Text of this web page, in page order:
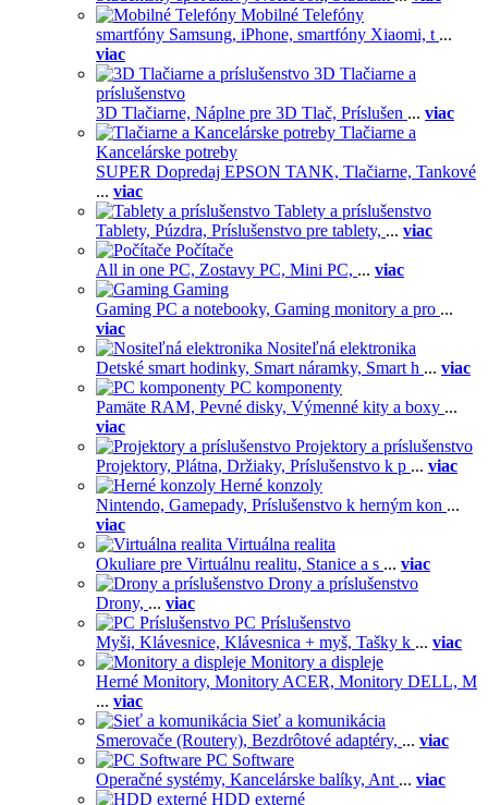
Mobilné Telefóny
smartfóny Samsung, iPhone, smartfóny Xiaomi, t ...
viac
3D Tlačiarne a
príslušenstvo
3D Tlačiarne, Náplne pre 3D Tlač, Príslušen ... viac
Tlačiarne a
Kancelárske potreby
SUPER Dopredaj EPSON TANK, Tlačiarne, Tankové
... viac
Tablety a príslušenstvo
Tablety, Púzdra, Príslušenstvo pre tablety, ... viac
Počítače
All in one PC, Zostavy PC, Mini PC, ... viac
Gaming
Gaming PC a notebooky, Gaming monitory a pro ...
viac
Nositeľná elektronika
Detské smart hodinky, Smart náramky, Smart h ... viac
PC komponenty
Pamäte RAM, Pevné disky, Výmenné kity a boxy ...
viac
Projektory a príslušenstvo
Projektory, Plátna, Držiaky, Príslušenstvo k p ... viac
Herné konzoly
Nintendo, Gamepady, Príslušenstvo k herným kon ...
viac
Virtuálna realita
Okuliare pre Virtuálnu realitu, Stanice a s ... viac
Drony a príslušenstvo
Drony, ... viac
PC Príslušenstvo
Myši, Klávesnice, Klávesnica + myš, Tašky k ... viac
Monitory a displeje
Herné Monitory, Monitory ACER, Monitory DELL, M
... viac
Sieť a komunikácia
Smerovače (Routery), Bezdrôtové adaptéry, ... viac
PC Software
Operačné systémy, Kancelárske balíky, Ant ... viac
HDD externé